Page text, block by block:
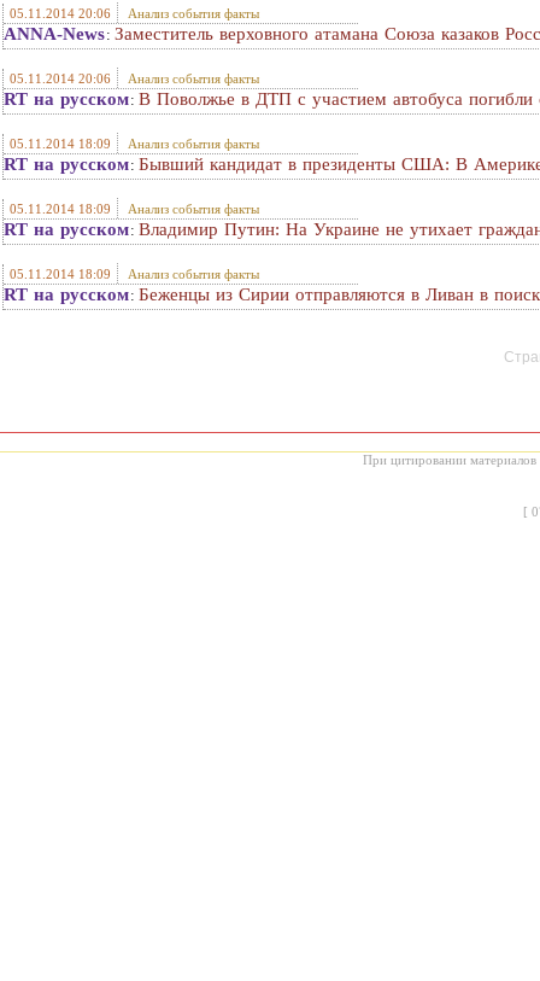
05.11.2014 20:06 Анализ события факты
ANNA-News: Заместитель верховного атамана Союза казаков
05.11.2014 20:06 Анализ события факты
RT на русском: В Поволжье в ДТП с участием автобуса погибли
05.11.2014 18:09 Анализ события факты
RT на русском: Бывший кандидат в президенты США: В
05.11.2014 18:09 Анализ события факты
RT на русском: Владимир Путин: На Украине не утихает
05.11.2014 18:09 Анализ события факты
RT на русском: Беженцы из Сирии отправляются в Ливан в
При цитировании материалов
[